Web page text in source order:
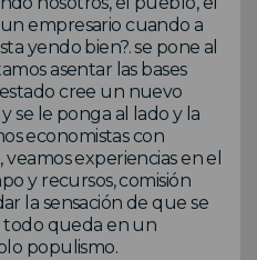
empresario cuando a
yendo bien?. se pone al
asentar las bases
cree un nuevo
se le ponga al lado y la
economistas con
experiencias en el
y recursos, comisión
la sensación de que se
todo queda en un
populismo.